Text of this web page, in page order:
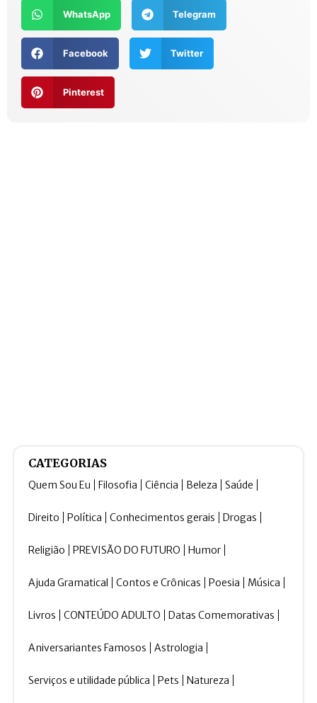
WhatsApp Telegram
Facebook Twitter
Pinterest
CATEGORIAS
Quem Sou Eu Filosofia Ciência Beleza Saúde
Direito Política Conhecimentos gerais Drogas
Religião PREVISÃO DO FUTURO Humor
Ajuda Gramatical Contos e Crônicas Poesia Música
Livros CONTEÚDO ADULTO Datas Comemorativas
Aniversariantes Famosos Astrologia
Serviços e utilidade pública Pets Natureza